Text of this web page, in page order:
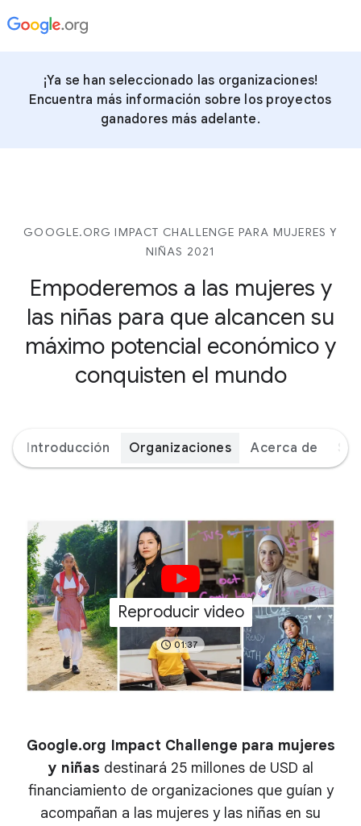
¡Ya se han seleccionado las organizaciones!
Encuentra más información sobre los proyectos
ganadores más adelante.
GOOGLE.ORG IMPACT CHALLENGE PARA MUJERES Y
NIÑAS 2021
Empoderemos a las mujeres y
las niñas para que alcancen su
máximo potencial económico y
conquisten el mundo
Introducción Organizaciones Acerca de
Reproducir video
01:37
Google.org Impact Challenge para mujeres
y niñas destinará 25 millones de USD al
financiamiento de organizaciones que guían y
acompañan a las mujeres y las niñas en su